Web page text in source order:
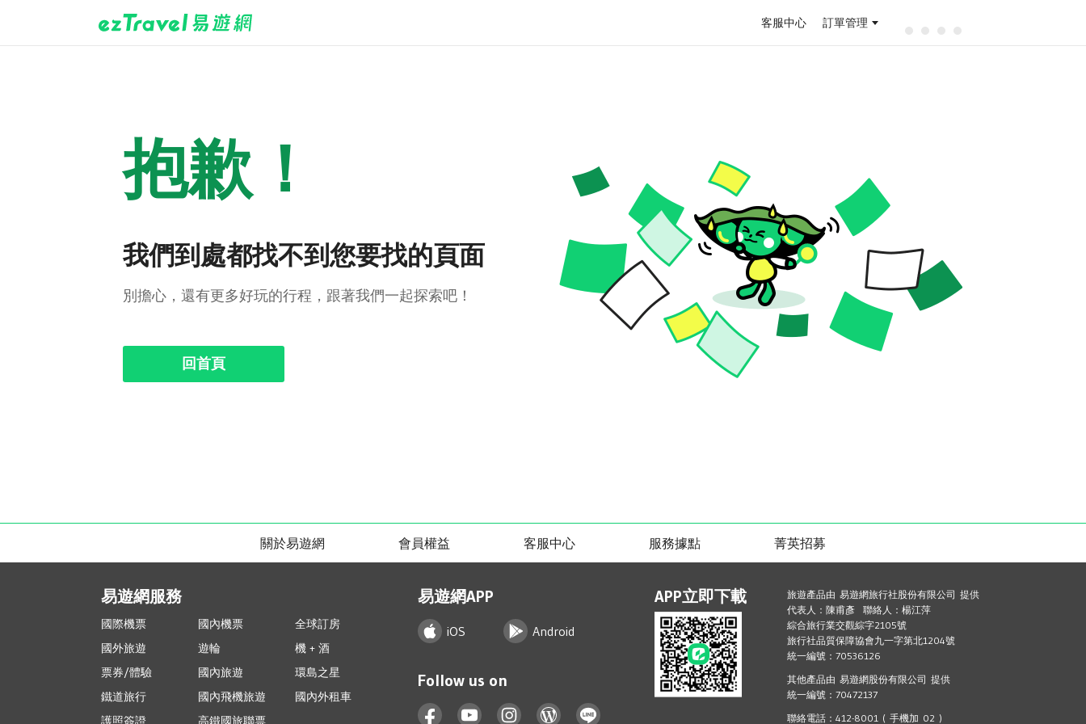
客服中心 訂單管理
抱歉！
我們到處都找不到您要找的頁面
別擔心，還有更多好玩的行程，跟著我們一起探索吧！
回首頁
關於易遊網 會員權益 客服中心 服務據點 菁英招募
易遊網服務
國際機票 國內機票
全球訂房
國外旅遊
遊輪
機 + 酒
票券/體驗
國內旅遊
環島之星
鐵道旅行
國內飛機旅遊
國內外租車
護照簽證
高鐵國旅聯票
易遊網APP
iOS Android
Follow us on
APP立即下載
旅遊產品由 易遊網旅行社股份有限公司 提供
代表人：陳甫彥 聯絡人：楊江萍
綜合旅行業交觀綜字2105號
旅行社品質保障協會九一字第北1204號
統一編號：70536126
其他產品由 易遊網股份有限公司 提供
統一編號：70472137
聯絡電話：412-8001 ( 手機加 02 )